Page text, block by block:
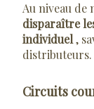
Au niveau de
disparaître
individuel ,
distributeurs.
Circuits